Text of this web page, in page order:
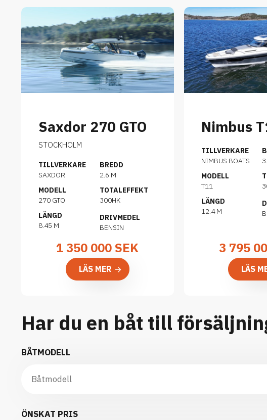
Saxdor 270 GTO
STOCKHOLM
TILLVERKARE
SAXDOR
MODELL
270 GTO
LÄNGD
8.45 M
BREDD
2.6 M
TOTALEFFEKT
300HK
DRIVMEDEL
BENSIN
1 350 000SEK
LÄS MER
Nimbus
TILLVERKARE
NIMBUS BOATS
MODELL
T11
LÄNGD
12.4 M
3 795
LÄS
Har du en båt till
BÅTMODELL
ÖNSKAT PRIS